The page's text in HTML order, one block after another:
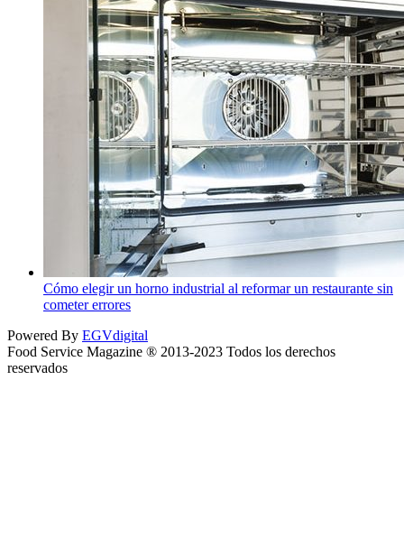
Cómo elegir un horno industrial al reformar un restaurante sin
cometer errores
Powered By EGVdigital
Food Service Magazine ® 2013-2023 Todos los derechos
reservados